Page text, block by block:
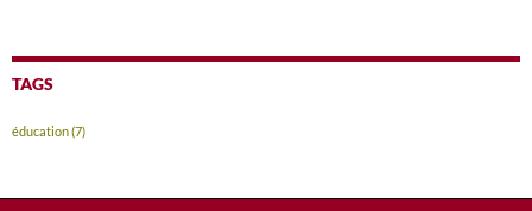
TAGS
éducation(7)